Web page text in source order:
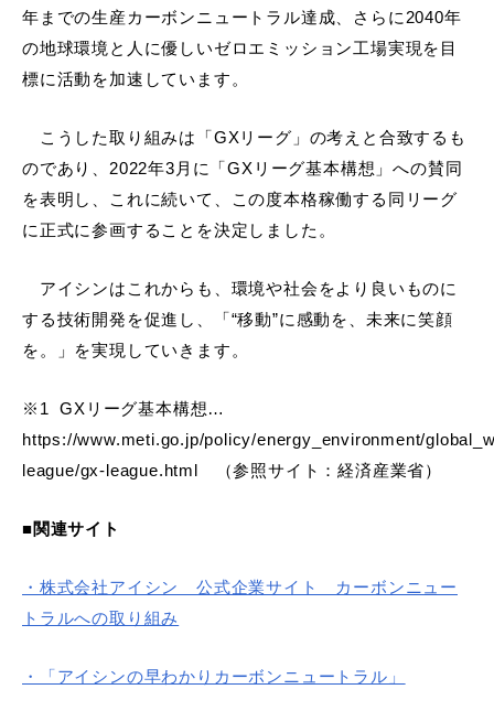
年までの生産カーボンニュートラル達成、さらに 2040年
の地球環境と人に優しいゼロエミッション工場実現を目
標に活動を加速しています。
こうした取り組みは「GXリーグ」の考えと合致するも
のであり、 2022年3 月に「GX リーグ基本構想」への賛同
を表明し、これに続いて、この度本格稼働する同リーグ
に正式に参画することを決定しました。
アイシンはこれからも、環境や社会をより良いものに
する技術開発を促進し、「“移動”に感動を、未来に笑顔
を。」を実現していきます。
※ 1 GX リーグ基本構想…
https://www.meti.go.jp/policy/energy_environment/
league/gx-league.html （参照サイト：経済産業省）
■関連サイト
・株式会社アイシン 公式企業サイト カーボンニュー
トラルへの取り組み
・「アイシンの早わかりカーボンニュートラル」